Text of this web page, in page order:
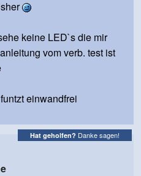
keine LED`s die mir
vom verb. test ist
einwandfrei
Hat geholfen? Danke sagen!